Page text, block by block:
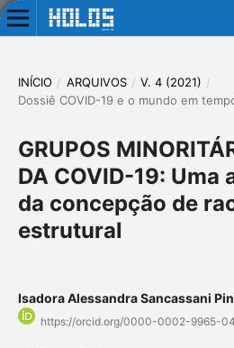
INÍCIO / ARQUIVOS / V. 4 (2021) /
Dossiê COVID-19 e o mundo em
GRUPOS
DA COVID-19: Uma
da concepção de
estrutural
Isadora Alessandra Sancassani
https://orcid.org/0000-0002-9965-